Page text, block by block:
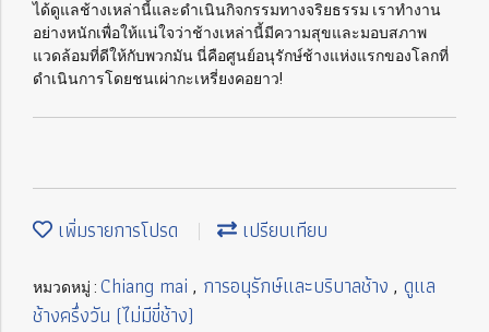
ได้ดูแลช้างเหล่านี้และดำเนินกิจกรรมทางจริยธรรม เราทำงาน
อย่างหนักเพื่อให้แน่ใจว่าช้างเหล่านี้มีความสุขและมอบสภาพ
แวดล้อมที่ดีให้กับพวกมัน นี่คือศูนย์อนุรักษ์ช้างแห่งแรกของโลกที่
ดำเนินการโดยชนเผ่ากะเหรี่ยงคอยาว!
เพิ่มรายการโปรด เปรียบเทียบ
หมวดหมู่ : Chiang mai , การอนุรักษ์และบริบาลช้าง , ดูแล
ช้างครึ่งวัน (ไม่มีขี่ช้าง)